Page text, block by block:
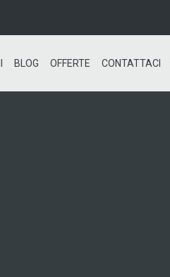
BLOG OFFERTE CONTATTACI